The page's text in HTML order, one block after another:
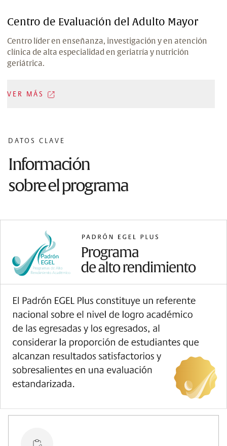
Centro de Evaluación del Adulto Mayor
Centro líder en enseñanza, investigación y en atención
clínica de alta especialidad en geriatría y nutrición
geriátrica.
VER MÁS
DATOS CLAVE
Información
sobre el programa